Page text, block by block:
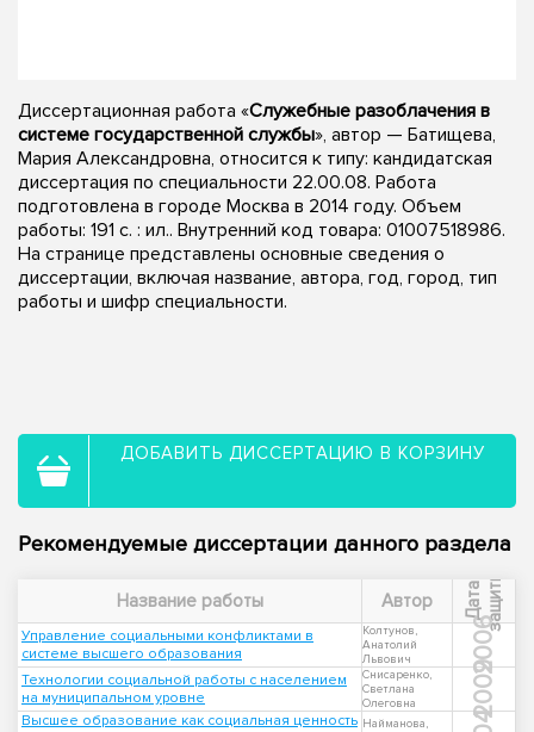
Диссертационная работа «Служебные разоблачения в
системе государственной службы», автор — Батищева,
Мария Александровна, относится к типу: кандидатская
диссертация по специальности 22.00.08. Работа
подготовлена в городе Москва в 2014 году. Объем
работы: 191 с. : ил.. Внутренний код товара: 01007518986.
На странице представлены основные сведения о
диссертации, включая название, автора, год, город, тип
работы и шифр специальности.
ДОБАВИТЬ ДИССЕРТАЦИЮ В КОРЗИНУ
Рекомендуемые диссертации данного раздела
Название работы Автор Д
а
т
а
з
а
щ
и
ты
Управление социальными конфликтами в
системе высшего образования
Колтунов,
Анатолий
Львович
2006
Технологии социальной работы с населением
на муниципальном уровне
Снисаренко,
Светлана
Олеговна
2009
Высшее образование как социальная ценность Найманова,